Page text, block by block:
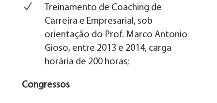
N
Treinamento de Coaching de
Carreira e Empresarial, sob
orientação do Prof. Marco Antonio
Gioso, entre 2013 e 2014, carga
horária de 200 horas;
Congressos